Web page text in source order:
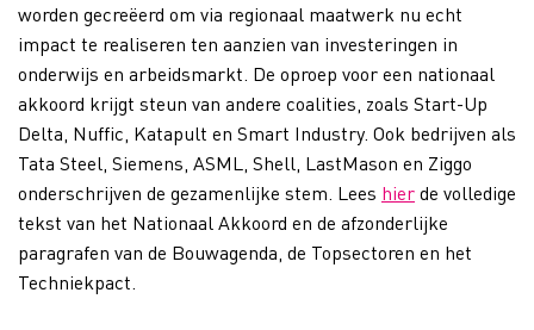
worden gecreëerd om via regionaal maatwerk nu echt
impact te realiseren ten aanzien van investeringen in
onderwijs en arbeidsmarkt. De oproep voor een nationaal
akkoord krijgt steun van andere coalities, zoals Start-Up
Delta, Nuffic, Katapult en Smart Industry. Ook bedrijven als
Tata Steel, Siemens, ASML, Shell, LastMason en Ziggo
onderschrijven de gezamenlijke stem. Lees hierde volledige
tekst van het Nationaal Akkoord en de afzonderlijke
paragrafen van de Bouwagenda, de Topsectoren en het
Techniekpact.